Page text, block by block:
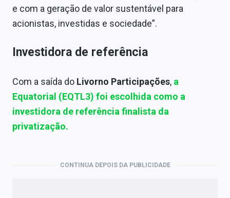
e com a geração de valor sustentável para
acionistas, investidas e sociedade”.
Investidora de referência
Com a saída do Livorno Participações, a
Equatorial (EQTL3) foi escolhida como a
investidora de referência finalista da
privatização.
CONTINUA DEPOIS DA PUBLICIDADE